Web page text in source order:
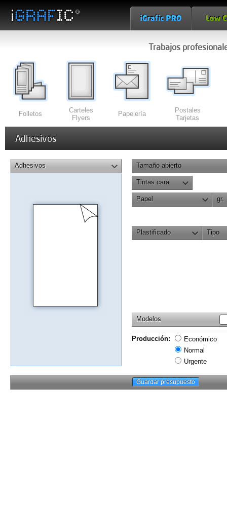
Trabajos
Folletos
Carteles
Flyers
Papelería
Postales
Tarjetas
Adhesivos
Adhesivos Tamaño abierto
Tintas cara
Papel gr.
Plastificado Tipo
Modelos
Producción:
Económico
Normal
Urgente
Guardar presupuesto